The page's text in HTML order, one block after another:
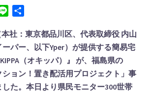
Line
社：東京都品川区、代表取締役 内⼭
パー、以下Yper）が提供する簡易宅
（オキッパ）』 が、福島県の
ション！置き配活用プロジェクト」事
た。本日より県民モニター300世帯